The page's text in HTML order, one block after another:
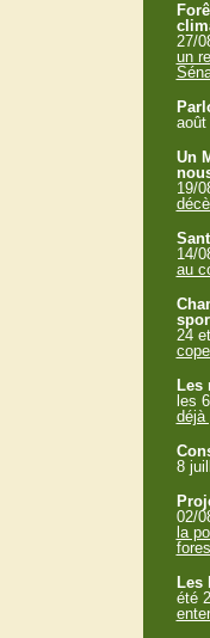
27/
un
août
Un
19/
14/
au
24
Les
les
déjà
8
02/
la
Les
été